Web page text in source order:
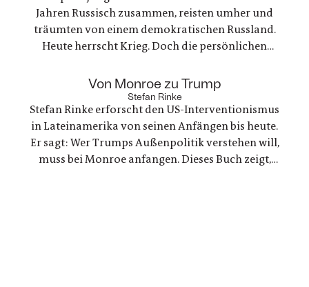
Jahren Russisch zusammen, reisten umher und
träumten von einem demokratischen Russland.
Heute herrscht Krieg. Doch die persönlichen
gerade als eine der Frauen stirbt. Ein Buch über
Trauer und Hoffnung in deutsch-ukranisch-
russischen Beziehungen
Von Monroe zu Trump
Stefan Rinke
Stefan Rinke erforscht den US-Interventionismus
in Lateinamerika von seinen Anfängen bis heute.
Er sagt: Wer Trumps Außenpolitik verstehen will,
muss bei Monroe anfangen. Dieses Buch zeigt,